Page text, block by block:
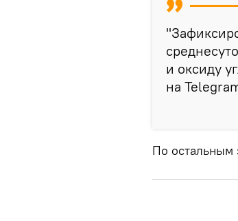
и оксиду
на
По остальным